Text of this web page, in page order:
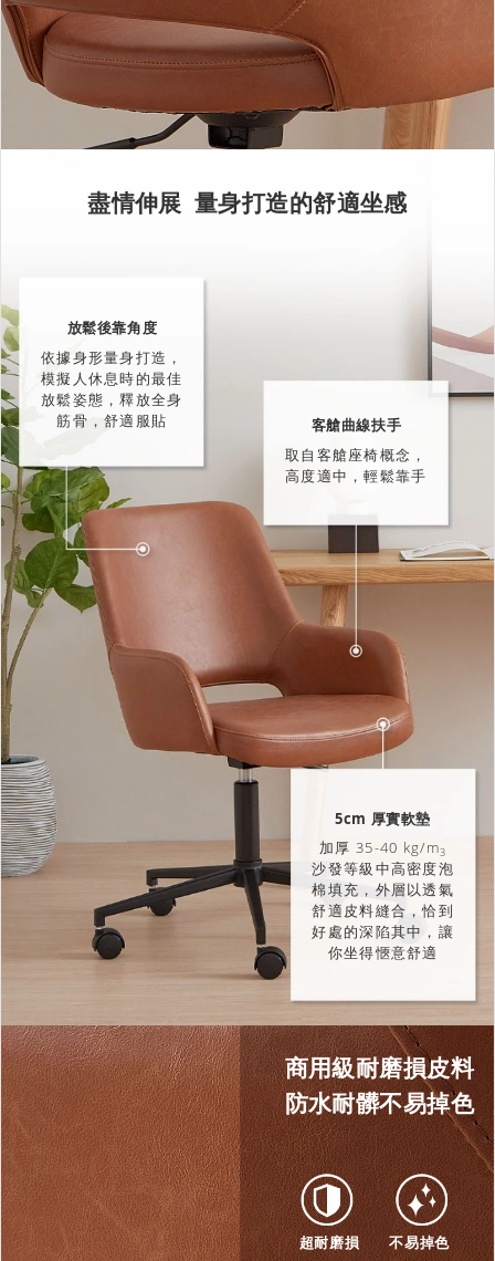
盡情伸展 量身打造的舒適坐感
放鬆後靠角度
依據身形量身打造，
模擬人休息時的最佳
放鬆姿態，釋放全身
筋骨，舒適服貼
客艙曲線扶手
取自客艙座椅概念，
高度適中，輕鬆靠手
5cm 厚實軟墊
加厚 35-40 kg/m3
沙發等級中高密度泡
棉填充，外層以透氣
舒適皮料縫合，恰到
好處的深陷其中，讓
你坐得愜意舒適
商用級耐磨損皮料
防水耐髒不易掉色
超耐磨損
不易掉色